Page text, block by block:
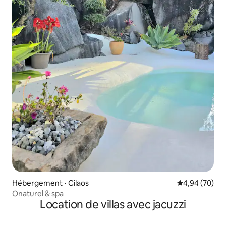
Hébergement ⋅ Cilaos Évaluation
4,94 (70)
Onaturel & spa
Location de villas avec jacuzzi